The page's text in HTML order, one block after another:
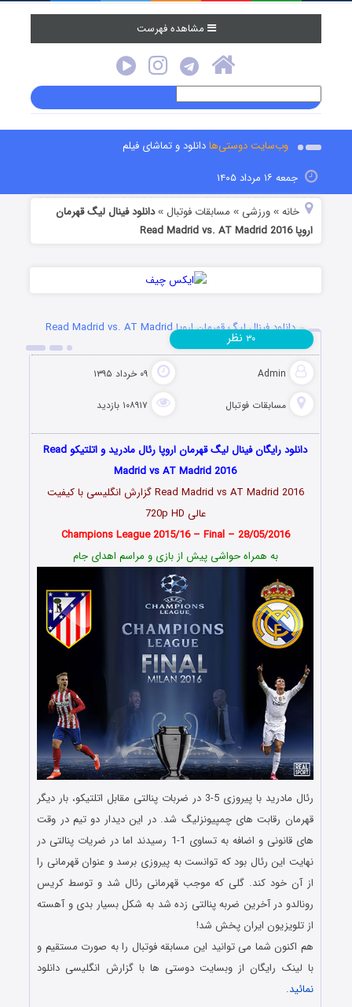
مشاهده فهرست
وب‌سایت دوستی‌هادانلود و تماشای فیلم
جمعه ۱۶ مرداد ۱۴۰۵
خانه »ورزشی » مسابقات فوتبال »دانلود فینال لیگ قهرمان
اروپا Read Madrid vs. AT Madrid 2016
دانلود فینال لیگ قهرمان اروپا Read Madrid vs. AT Madrid
2016
Admin ۰۹ خرداد ۱۳۹۵
مسابقات فوتبال ۱۰۸۹۱۷ بازدید
۳۰ نظر
دانلود رایگانفیناللیگ قهرمان اروپارئال مادرید و اتلتیکو Read
Madrid vs AT Madrid 2016
Read Madrid vs AT Madrid 2016 گزارش انگلیسی با کیفیت
عالی 720p HD
Champions League 2015/16 – Final – 28/05/2016
به همراه حواشی پیش از بازی و مراسم اهدای جام
رئال مادرید با پیروزی 5-3 در ضربات پنالتی مقابل اتلتیکو، بار دیگر
قهرمان رقابت های چمپیونزلیگ شد. در این دیدار دو تیم در وقت
های قانونی و اضافه به تساوی 1-1 رسیدند اما در ضریات پنالتی در
نهایت این رئال بود که توانست به پیروزی برسد و عنوان قهرمانی را
از آن خود کند. گلی که موجب قهرمانی رئال شد و توسط کریس
رونالدو در آخرین ضربه پنالتی زده شد به شکل بسیار بدی و آهسته
از تلویزیون ایران پخش شد!
هم اکنون شما می توانید این مسابقه فوتبال را به صورت مستقیم و
با لینک رایگان از وبسایت دوستی ها با گزارش انگلیسی دانلود
نمائید.